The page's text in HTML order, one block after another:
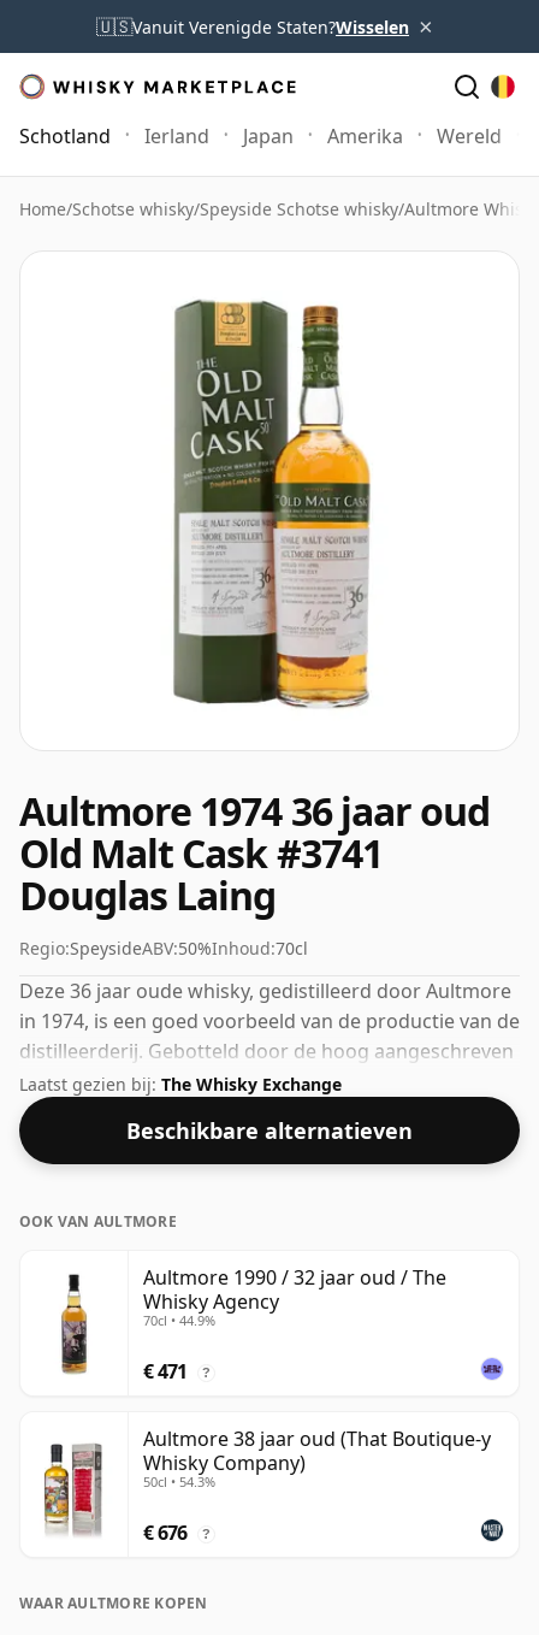
🇺🇸Vanuit Verenigde Staten?Wisselen ×
Schotland Ierland Japan Amerika Wereld
Home/Schotse whisky/Speyside Schotse whisky/Aultmore Whisky
Aultmore 1974 36 jaar oud
Old Malt Cask #3741
Douglas Laing
Regio:SpeysideABV:50%Inhoud:70cl
Deze 36 jaar oude whisky, gedistilleerd door Aultmore
in 1974, is een goed voorbeeld van de productie van de
distilleerderij. Gebotteld door de hoog aangeschreven
Douglas Laing in 2010. Gebotteld op een mooie
drinksterkte van 50% wordt deze whisky geleverd in
een fles van 70cl.
Laatst gezien bij: The Whisky Exchange
Beschikbare alternatieven
OOK VAN AULTMORE
Aultmore 1990 / 32 jaar oud / The
Whisky Agency
70cl • 44.9%
€ 471 ?
Aultmore 38 jaar oud (That Boutique-y
Whisky Company)
50cl • 54.3%
€ 676 ?
WAAR AULTMORE KOPEN